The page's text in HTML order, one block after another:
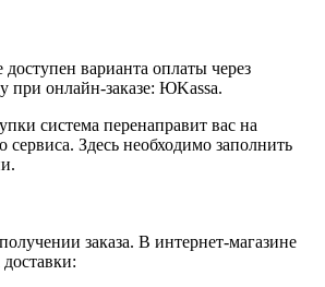
варианта оплаты через
при онлайн-заказе: ЮKassa.
система перенаправит вас на
сервиса. Здесь необходимо заполнить
заказа. В интернет-магазине